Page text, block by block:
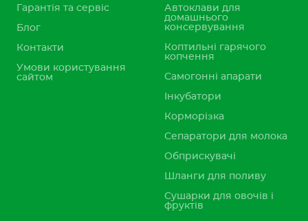
Гарантія та сервіс
Блог
Контакти
Умови користування
сайтом
Автоклави для
домашнього
консервування
Коптильні гарячого
копчення
Самогонні апарати
Інкубатори
Корморізка
Сепаратори для молока
Обприскувачі
Шланги для поливу
Сушарки для овочів і
фруктів